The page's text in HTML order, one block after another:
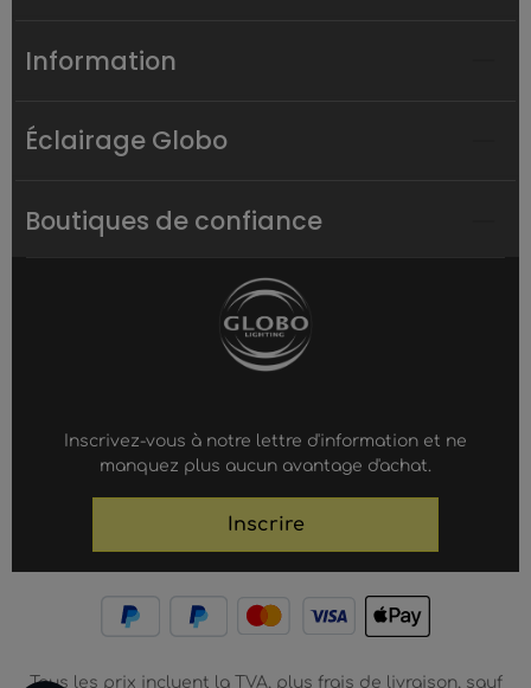
Information
Éclairage Globo
Boutiques de confiance
Inscrivez-vous à notre lettre d'information et ne
manquez plus aucun avantage d'achat.
Inscrire
Tous les prix incluent la TVA, plus frais de livraison, sauf